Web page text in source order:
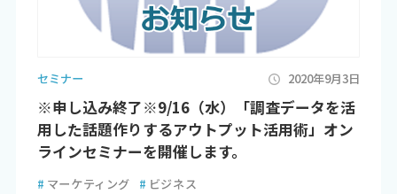
セミナー 2020年9月3日
※申し込み終了※9/16（水）「調査データを活
用した話題作りするアウトプット活用術」オン
ラインセミナーを開催します。
# マーケティング # ビジネス